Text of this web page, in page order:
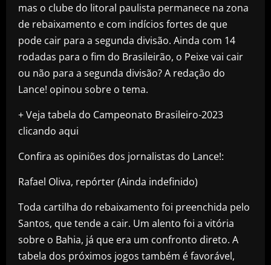
mas o clube do litoral paulista permanece na zona
de rebaixamento e com indícios fortes de que
pode cair para a segunda divisão. Ainda com 14
rodadas para o fim do Brasileirão, o Peixe vai cair
ou não para a segunda divisão? A redação do
Lance! opinou sobre o tema.
+ Veja tabela do Campeonato Brasileiro-2023
clicando aqui
Confira as opiniões dos jornalistas do Lance!:
Rafael Oliva, repórter (Ainda indefinido)
Toda cartilha do rebaixamento foi preenchida pelo
Santos, que tende a cair. Um alento foi a vitória
sobre o Bahia, já que era um confronto direto. A
tabela dos próximos jogos também é favorável,